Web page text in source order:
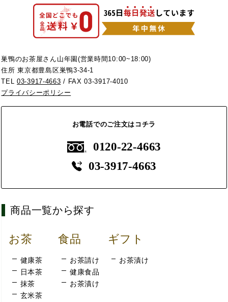
巣鴨のお茶屋さん山年園(営業時間10:00~18:00)
住所 東京都豊島区巣鴨3-34-1
TEL03-3917-4663 / FAX 03-3917-4010
プライバシーポリシー
お電話でのご注文はコチラ
0120-22-4663
03-3917-4663
商品一覧から探す
お茶
健康茶
日本茶
抹茶
玄米茶
食品
お茶請け
健康食品
お茶漬け
ギフト
お茶漬け